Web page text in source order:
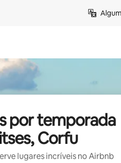
por temporada
Corfu
lugares incríveis no Airbnb